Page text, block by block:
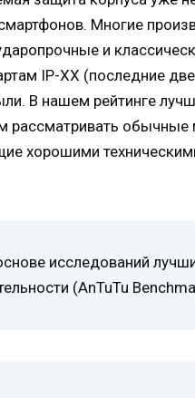
Многие
и
IP-XX (последние
В нашем рейтинге
рассматривать
хорошими
исследований
(AnTuTu